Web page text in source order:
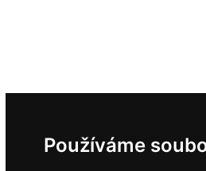
Používáme